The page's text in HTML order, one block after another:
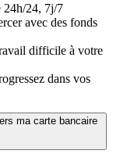
24h/24, 7j/7
avec des fonds
difficile à votre
dans vos
ma carte bancaire